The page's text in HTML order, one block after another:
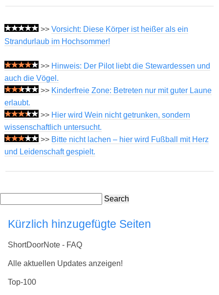
>> Vorsicht: Diese Körper ist heißer als ein
Strandurlaub im Hochsommer!
>> Hinweis: Der Pilot liebt die Stewardessen und
auch die Vögel.
>> Kinderfreie Zone: Betreten nur mit guter Laune
erlaubt.
>> Hier wird Wein nicht getrunken, sondern
wissenschaftlich untersucht.
>> Bitte nicht lachen – hier wird Fußball mit Herz
und Leidenschaft gespielt.
Search
Kürzlich hinzugefügte Seiten
ShortDoorNote - FAQ
Alle aktuellen Updates anzeigen!
Top-100